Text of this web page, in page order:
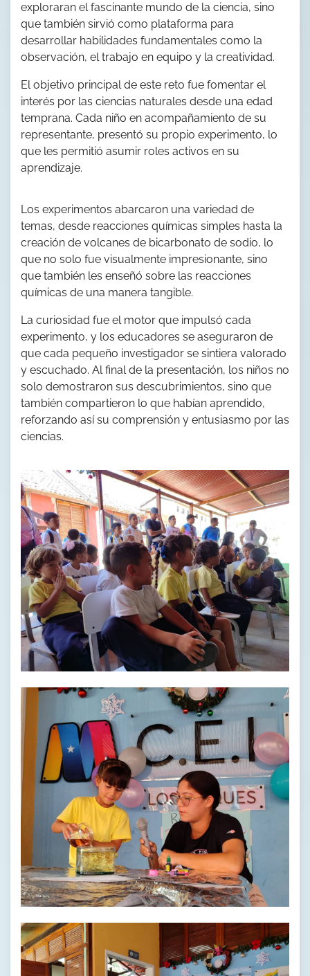
exploraran el fascinante mundo de la ciencia, sino
que también sirvió como plataforma para
desarrollar habilidades fundamentales como la
observación, el trabajo en equipo y la creatividad.
El objetivo principal de este reto fue fomentar el
interés por las ciencias naturales desde una edad
temprana. Cada niño en acompañamiento de su
representante, presentó su propio experimento, lo
que les permitió asumir roles activos en su
aprendizaje.
Los experimentos abarcaron una variedad de
temas, desde reacciones químicas simples hasta la
creación de volcanes de bicarbonato de sodio, lo
que no solo fue visualmente impresionante, sino
que también les enseñó sobre las reacciones
químicas de una manera tangible.
La curiosidad fue el motor que impulsó cada
experimento, y los educadores se aseguraron de
que cada pequeño investigador se sintiera valorado
y escuchado. Al final de la presentación, los niños no
solo demostraron sus descubrimientos, sino que
también compartieron lo que habían aprendido,
reforzando así su comprensión y entusiasmo por las
ciencias.